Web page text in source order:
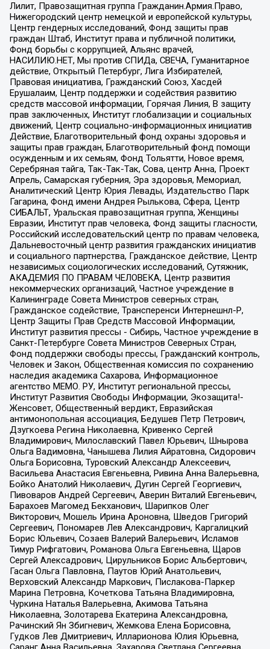
Лилит, Правозащитная группа Гражданин.Армия.Право,
Нижегородский центр немецкой и европейской культуры,
Центр гендерных исследований, Фонд защиты прав
граждан Штаб, Институт права и публичной политики,
Фонд борьбы с коррупцией, Альянс врачей,
НАСИЛИЮ.НЕТ, Мы против СПИДа, СВЕЧА, Гуманитарное
действие, Открытый Петербург, Лига Избирателей,
Правовая инициатива, Гражданский Союз, Хасдей
Ерушалаим, Центр поддержки и содействия развитию
средств массовой информации, Горячая Линия, В защиту
прав заключенных, Институт глобализации и социальных
движений, Центр социально-информационных инициатив
Действие, Благотворительный фонд охраны здоровья и
защиты прав граждан, Благотворительный фонд помощи
осужденным и их семьям, Фонд Тольятти, Новое время,
Серебряная тайга, Так-Так-Так, Сова, центр Анна, Проект
Апрель, Самарская губерния, Эра здоровья, Мемориал,
Аналитический Центр Юрия Левады, Издательство Парк
Гагарина, Фонд имени Андрея Рылькова, Сфера, Центр
СИБАЛЬТ, Уральская правозащитная группа, Женщины
Евразии, Институт прав человека, Фонд защиты гласности,
Российский исследовательский центр по правам человека,
Дальневосточный центр развития гражданских инициатив
и социального партнерства, Гражданское действие, Центр
независимых социологических исследований, Сутяжник,
АКАДЕМИЯ ПО ПРАВАМ ЧЕЛОВЕКА, Центр развития
некоммерческих организаций, Частное учреждение в
Калининграде Совета Министров северных стран,
Гражданское содействие, Трансперенси Интернешнл-Р,
Центр Защиты Прав Средств Массовой Информации,
Институт развития прессы - Сибирь, Частное учреждение в
Санкт-Петербурге Совета Министров Северных Стран,
Фонд поддержки свободы прессы, Гражданский контроль,
Человек и Закон, Общественная комиссия по сохранению
наследия академика Сахарова, Информационное
агентство МЕМО. РУ, Институт региональной прессы,
Институт Развития Свободы Информации, Экозащита!-
Женсовет, Общественный вердикт, Евразийская
антимонопольная ассоциация, Бедушев Петр Петрович,
Дзугкоева Регина Николаевна, Кривенко Сергей
Владимирович, Милославский Павел Юрьевич, Шнырова
Ольга Вадимовна, Чанышева Лилия Айратовна, Сидорович
Ольга Борисовна, Туровский Александр Алексеевич,
Васильева Анастасия Евгеньевна, Ривина Анна Валерьевна,
Бойко Анатолий Николаевич, Дугин Сергей Георгиевич,
Пивоваров Андрей Сергеевич, Аверин Виталий Евгеньевич,
Барахоев Магомед Бекханович, Шарипков Олег
Викторович, Мошель Ирина Ароновна, Шведов Григорий
Сергеевич, Пономарев Лев Александрович, Каргалицкий
Борис Юльевич, Созаев Валерий Валерьевич, Исламов
Тимур Рифгатович, Романова Ольга Евгеньевна, Щаров
Сергей Алексадрович, Цирульников Борис Альбертович,
Гасан Ольга Павловна, Паутов Юрий Анатольевич,
Верховский Александр Маркович, Пислакова-Паркер
Марина Петровна, Кочеткова Татьяна Владимировна,
Чуркина Наталья Валерьевна, Акимова Татьяна
Николаевна, Золотарева Екатерина Александровна,
Рачинский Ян Збигневич, Жемкова Елена Борисовна,
Гудков Лев Дмитриевич, Илларионова Юлия Юрьевна,